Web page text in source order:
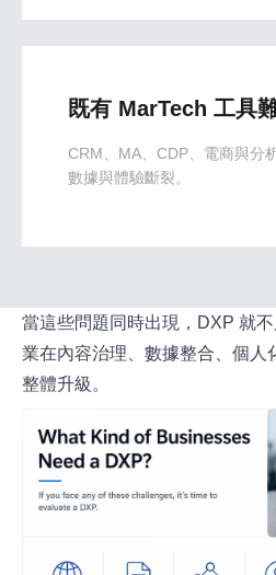
既有 MarTech 工具
CRM、MA、CDP、電商與分
數據與體驗斷裂。
當這些問題同時出現，DXP 就
業在內容治理、數據整合、個人
整體升級。